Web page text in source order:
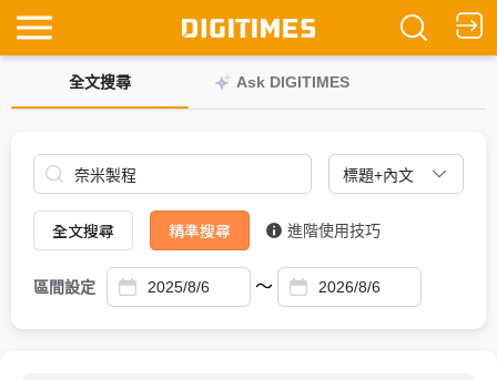
全文搜尋 Ask DIGITIMES
全文搜尋 精準搜尋 進階使用技巧
區間設定 ～